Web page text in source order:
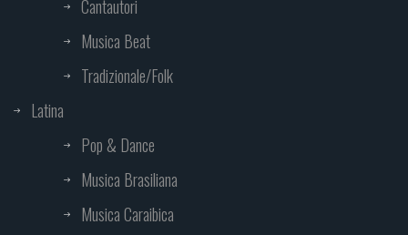
Cantautori
Musica Beat
Tradizionale/Folk
Latina
Pop & Dance
Musica Brasiliana
Musica Caraibica